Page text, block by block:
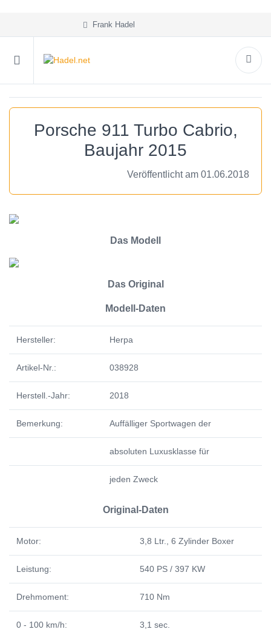
Frank Hadel
Porsche 911 Turbo Cabrio,
Baujahr 2015
Veröffentlicht am 01.06.2018
Das Modell
Das Original
Modell-Daten
Hersteller: Herpa
Artikel-Nr.: 038928
Herstell.-Jahr: 2018
Bemerkung: Auffälliger Sportwagen der
absoluten Luxusklasse für
jeden Zweck
Original-Daten
Motor: 3,8 Ltr., 6 Zylinder Boxer
Leistung: 540 PS / 397 KW
Drehmoment: 710 Nm
0 - 100 km/h: 3,1 sec.